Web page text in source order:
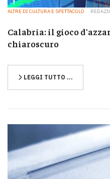
ALTRE DI CULTURA E SPETTACOLO
Calabria: il gioco
chiaroscuro
LEGGI TUTTO …